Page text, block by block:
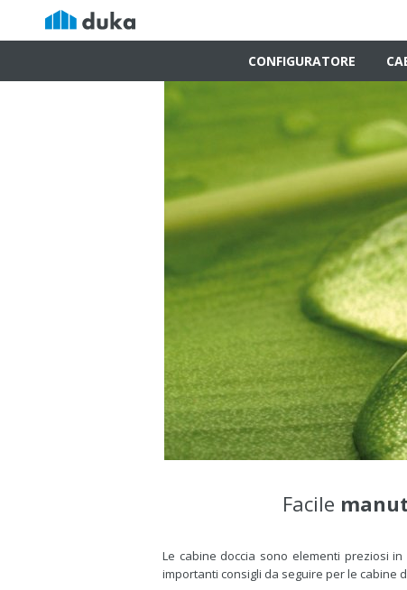
CONFIGURATORE
Facile
Le cabine doccia sono elementi preziosi
importanti consigli da seguire per le cabine